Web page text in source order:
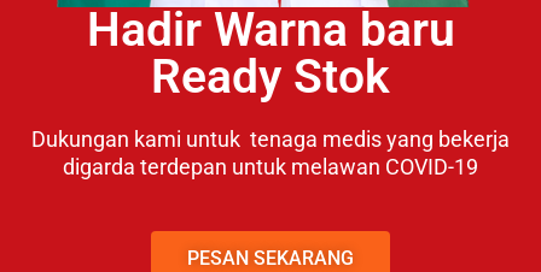
Hadir Warna baru
Ready Stok
Dukungan kami untuk tenaga medis yang bekerja
digarda terdepan untuk melawan COVID-19
PESAN SEKARANG